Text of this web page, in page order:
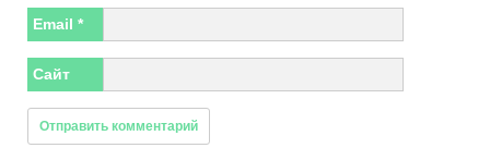
Email *
Сайт